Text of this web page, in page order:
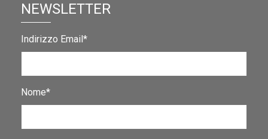
NEWSLETTER
Indirizzo Email*
Nome*